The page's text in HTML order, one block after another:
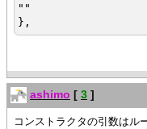
""
},
colspan = 1,
""
},
ashimo [ 3 ]
コンストラクタの引数はル